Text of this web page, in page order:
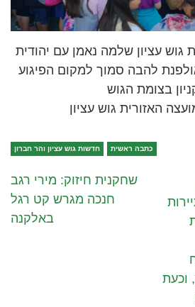
גוש עציון שלמה נאמן עם יהודית
להבה סמוך למקום הפיגוע
חדשות גוש עציון והר חברון כתבה ראשית
שחקנית חיזוק: מירי רגב
חנכה מגרש קט רגל
באלקנה
וכעת